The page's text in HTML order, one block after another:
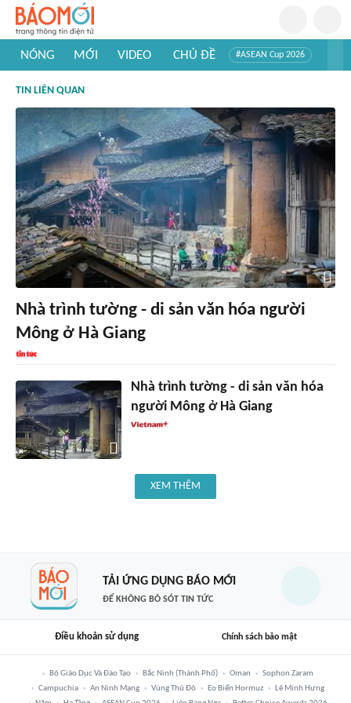
NÓNG MỚI VIDEO CHỦ ĐỀ #ASEAN Cup 2026
#Khám phá thế giới
TIN LIÊN QUAN
Nhà trình tường - di sản văn hóa người
Mông ở Hà Giang
Nhà trình tường - di sản văn hóa
người Mông ở Hà Giang
XEM THÊM
TẢI ỨNG DỤNG BÁO MỚI
ĐỂ KHÔNG BỎ SÓT TIN TỨC
Điều khoản sử dụng Chính sách bảo mật
Bộ Giáo Dục Và Đào Tạo Bắc Ninh (thành Phố) Oman
Sophon Zaram
Campuchia
An Ninh Mạng Vùng Thủ Đô Eo Biển Hormuz
Lê Minh Hưng